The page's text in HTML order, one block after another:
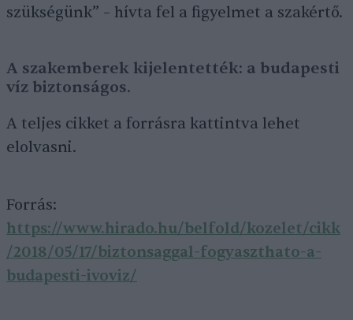
szükségünk” – hívta fel a figyelmet a szakértő.
A szakemberek kijelentették: a budapesti
víz biztonságos.
A teljes cikket a forrásra kattintva lehet
elolvasni.
Forrás:
https://www.hirado.hu/belfold/kozelet/cikk
/2018/05/17/biztonsaggal-fogyaszthato-a-
budapesti-ivoviz/